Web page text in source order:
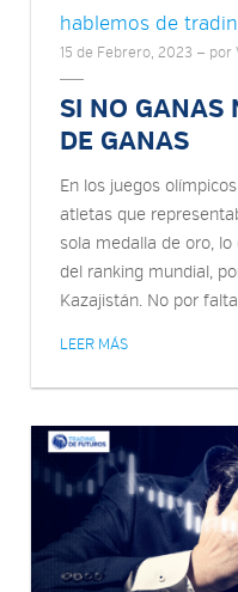
hablemos de
15 de Febrero, 2023 — por
SI NO GANAS
DE GANAS
En los juegos
atletas que
sola medalla de oro,
del ranking mundial,
Kazajistán. No por falta
LEER MÁS